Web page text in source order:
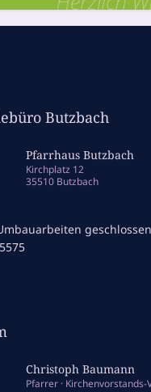
Butzbach
Pfarrhaus Butzbach
Kirchplatz 12
35510 Butzbach
geschlossen
Christoph Baumann
Pfarrer Kirchenvorstands-